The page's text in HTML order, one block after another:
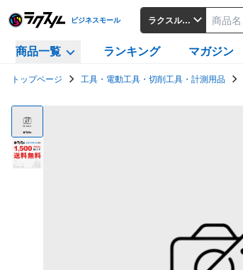
ビジネスモール ラクスルビジネスモール
商品一覧 ランキング マガジン
トップページ 工具・電動工具・切削工具・計測用品